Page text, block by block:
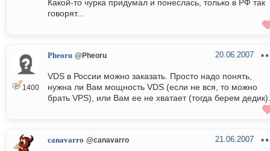
Какой-то чурка придумал и понеслась, только в РФ так
говорят...
1400
Pheoru @Pheoru 20.06.2007
VDS в России можно заказать. Просто надо понять,
нужна ли Вам мощность VDS (если не вся, то можно
брать VPS), или Вам ее не хватает (тогда берем дедик).
canavarro @canavarro 21.06.2007